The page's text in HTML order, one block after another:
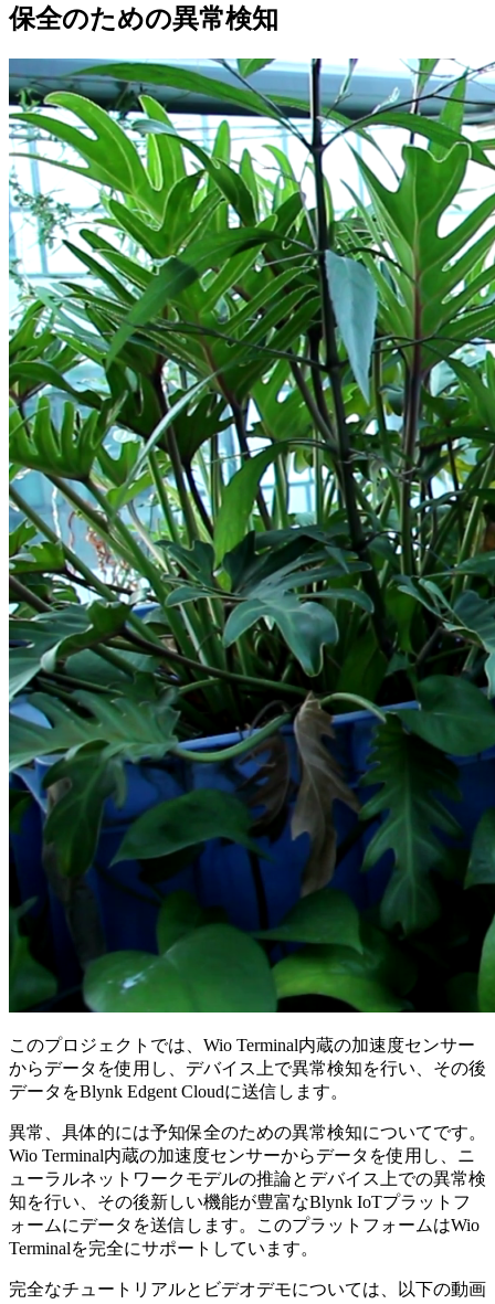
保全のための異常検知
このプロジェクトでは、Wio Terminal内蔵の加速度センサー
からデータを使用し、デバイス上で異常検知を行い、その後
データをBlynk Edgent Cloudに送信します。
異常、具体的には予知保全のための異常検知についてです。
Wio Terminal内蔵の加速度センサーからデータを使用し、ニ
ューラルネットワークモデルの推論とデバイス上での異常検
知を行い、その後新しい機能が豊富なBlynk IoTプラットフ
ォームにデータを送信します。このプラットフォームはWio
Terminalを完全にサポートしています。
完全なチュートリアルとビデオデモについては、以下の動画